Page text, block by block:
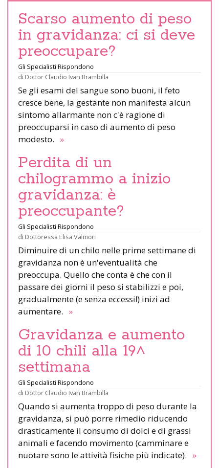
Scarso aumento di peso
in gravidanza: ci si deve
preoccupare?
Gli Specialisti Rispondono
di Dottor Claudio Ivan Brambilla
Se gli esami del sangue sono buoni, il feto
cresce bene, la gestante non manifesta alcun
sintomo allarmante non c'è ragione di
preoccuparsi in caso di aumento di peso
modesto. »
Perdita di un
chilogrammo a inizio
gravidanza: è
preoccupante?
Gli Specialisti Rispondono
di Dottoressa Elisa Valmori
Diminuire di un chilo nelle prime settimane di
gravidanza non è un'eventualità che
preoccupa. Quello che conta è che con il
passare dei giorni il peso si stabilizzi e poi,
gradualmente (e senza eccessi!) inizi ad
aumentare. »
Gravidanza e aumento
di 10 chili alla 19^
settimana
Gli Specialisti Rispondono
di Dottor Claudio Ivan Brambilla
Quando si aumenta troppo di peso durante la
gravidanza, si può porre rimedio riducendo
drasticamente il consumo di dolci e di grassi
animali e facendo movimento (camminare e
nuotare sono le attività fisiche più indicate). »